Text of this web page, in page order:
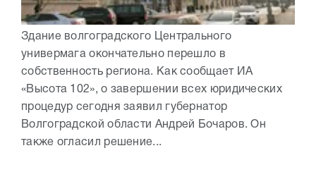
Здание волгоградского Центрального
универмага окончательно перешло в
собственность региона. Как сообщает ИА
«Высота 102», о завершении всех юридических
процедур сегодня заявил губернатор
Волгоградской области Андрей Бочаров. Он
также огласил решение...